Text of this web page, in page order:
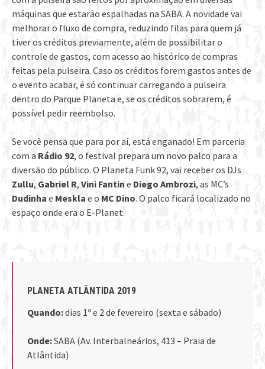
máquinas que estarão espalhadas na SABA. A novidade vai
melhorar o fluxo de compra, reduzindo filas para quem já
tiver os créditos previamente, além de possibilitar o
controle de gastos, com acesso ao histórico de compras
feitas pela pulseira. Caso os créditos forem gastos antes de
o evento acabar, é só continuar carregando a pulseira
dentro do Parque Planeta e, se os créditos sobrarem, é
possível pedir reembolso.
Se você pensa que para por aí, está enganado! Em parceria
com a Rádio 92, o festival prepara um novo palco para a
diversão do público. O Planeta Funk 92, vai receber os DJs
Zullu, Gabriel R, Vini Fantin e Diego Ambrozi, as MC’s
Dudinha e Meskla e o MC Dino. O palco ficará localizado no
espaço onde era o E-Planet.
PLANETA ATLÂNTIDA 2019
Quando:dias 1º e 2 de fevereiro (sexta e sábado)
Onde:SABA (Av. Interbalneários, 413 – Praia de
Atlântida)